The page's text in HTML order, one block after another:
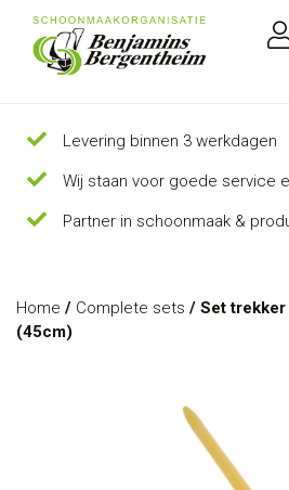
Levering binnen 3 werkdagen
Wij staan voor goede service
Partner in schoonmaak &
Home / Complete sets / Set
(45cm)